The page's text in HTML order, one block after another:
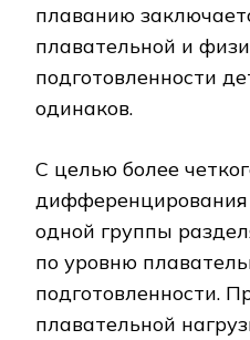
плаванию
плавательной и
подготовленности
одинаков.
С целью более
дифференцирования
одной группы
по уровню
подготовленности.
плавательной